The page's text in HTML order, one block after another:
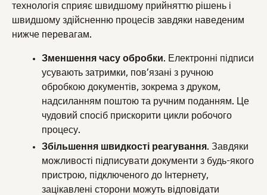
технологія сприяє швидшому прийняттю рішень і
швидшому здійсненню процесів завдяки наведеним
нижче перевагам.
Зменшення часу обробки. Електронні підписи
усувають затримки, пов’язані з ручною
обробкою документів, зокрема з друком,
надсиланням поштою та ручним поданням. Це
чудовий спосіб прискорити цикли робочого
процесу.
Збільшення швидкості реагування. Завдяки
можливості підписувати документи з будь-якого
пристрою, підключеного до Інтернету,
зацікавлені сторони можуть відповідати